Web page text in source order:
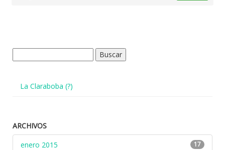
La Claraboba (?)
ARCHIVOS
enero 2015
17